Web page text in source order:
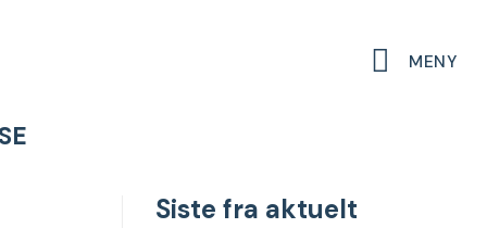
MENY
Siste fra aktuelt